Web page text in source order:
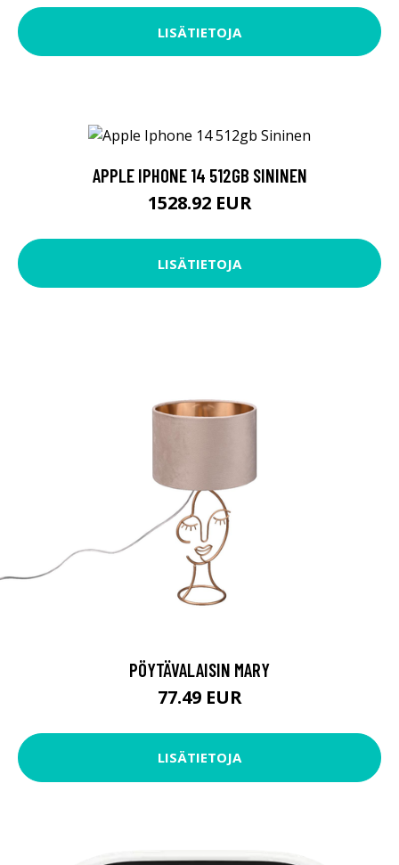
LISÄTIETOJA
APPLE IPHONE 14 512GB SININEN
1528.92 EUR
LISÄTIETOJA
PÖYTÄVALAISIN MARY
77.49 EUR
LISÄTIETOJA